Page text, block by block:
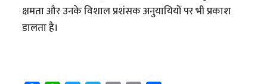
क्षमता और उनके विशाल प्रशंसक अनुयायियों पर भी प्रकाश
डालता है।